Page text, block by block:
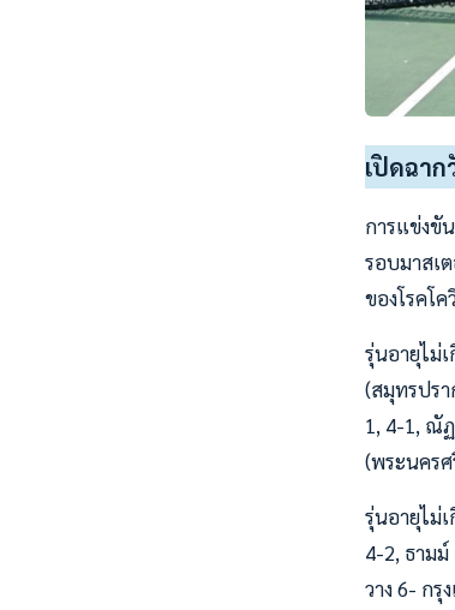
เปิดฉา
การแข่งขั
รอบมาสเ
ของโรคโ
รุ่นอายุไม่
(สมุทรปร
1, 4-1, ณั
(พระนคร
รุ่นอายุไม่
4-2, ธาม
วาง 6- ก